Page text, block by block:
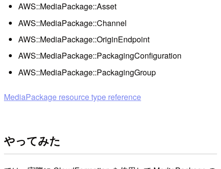
AWS::MediaPackage::Asset
AWS::MediaPackage::Channel
AWS::MediaPackage::OriginEndpoint
AWS::MediaPackage::PackagingConfiguration
AWS::MediaPackage::PackagingGroup
MediaPackage resource type reference
やってみた